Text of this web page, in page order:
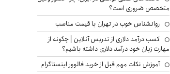
متخصص ضروری است؟
روانشناس خوب در تهران با قیمت مناسب
کسب درآمد دلاری از تدریس آنلاین | چگونه از
مهارت زبان خود درآمد دلاری داشته باشیم؟
آموزش نکات مهم قبل از خرید فالوور اینستاگرام